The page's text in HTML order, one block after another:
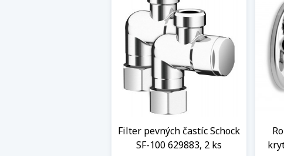
Filter pevných častíc Schock
SF-100 629883, 2 ks